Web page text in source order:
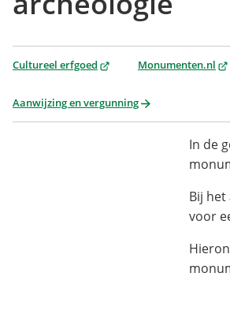
Cultureel erfgoed (VerwijstMonumenten.nl
Aanwijzing en vergunning
In de
Bij
voor